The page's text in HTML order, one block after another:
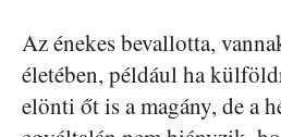
Az énekes bevallotta,
életében, például ha
elönti őt is a magány, de a